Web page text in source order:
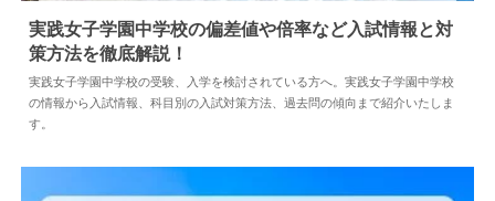
中学情報 2024.04.02
実践女子学園中学校の偏差値や倍率など入試情報と対
策方法を徹底解説！
実践女子学園中学校の受験、入学を検討されている方へ。実践女子学園中学校
の情報から入試情報、科目別の入試対策方法、過去問の傾向まで紹介いたしま
す。